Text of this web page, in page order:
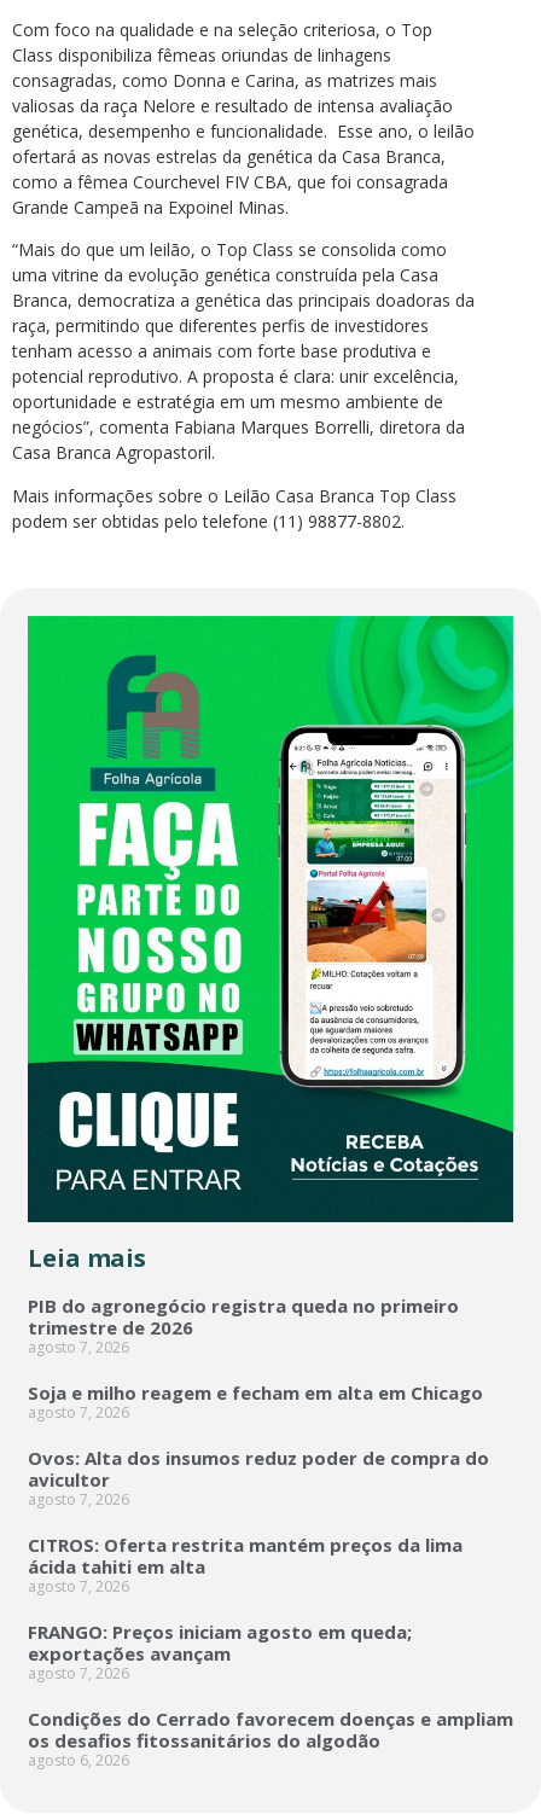
Com foco na qualidade e na seleção criteriosa, o Top
Class disponibiliza fêmeas oriundas de linhagens
consagradas, como Donna e Carina, as matrizes mais
valiosas da raça Nelore e resultado de intensa avaliação
genética, desempenho e funcionalidade. Esse ano, o leilão
ofertará as novas estrelas da genética da Casa Branca,
como a fêmea Courchevel FIV CBA, que foi consagrada
Grande Campeã na Expoinel Minas.
“Mais do que um leilão, o Top Class se consolida como
uma vitrine da evolução genética construída pela Casa
Branca, democratiza a genética das principais doadoras da
raça, permitindo que diferentes perfis de investidores
tenham acesso a animais com forte base produtiva e
potencial reprodutivo. A proposta é clara: unir excelência,
oportunidade e estratégia em um mesmo ambiente de
negócios”, comenta Fabiana Marques Borrelli, diretora da
Casa Branca Agropastoril.
Mais informações sobre o Leilão Casa Branca Top Class
podem ser obtidas pelo telefone (11) 98877-8802.
Leia mais
PIB do agronegócio registra queda no primeiro
trimestre de 2026
agosto 7, 2026
Soja e milho reagem e fecham em alta em Chicago
agosto 7, 2026
Ovos: Alta dos insumos reduz poder de compra do
avicultor
agosto 7, 2026
CITROS: Oferta restrita mantém preços da lima
ácida tahiti em alta
agosto 7, 2026
FRANGO: Preços iniciam agosto em queda;
exportações avançam
agosto 7, 2026
Condições do Cerrado favorecem doenças e ampliam
os desafios fitossanitários do algodão
agosto 6, 2026